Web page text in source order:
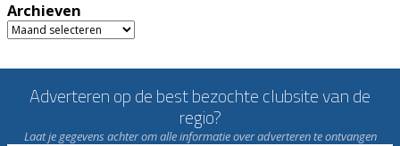
Archieven
Archieven
Adverteren op de best bezochte clubsite van de
regio?
Laat je gegevens achter om alle informatie over adverteren te ontvangen